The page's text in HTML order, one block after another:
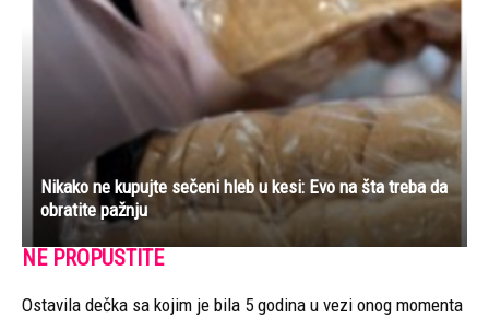
Nikako ne kupujte sečeni hleb u kesi: Evo na šta treba da
obratite pažnju
NE PROPUSTITE
Ostavila dečka sa kojim je bila 5 godina u vezi onog momenta